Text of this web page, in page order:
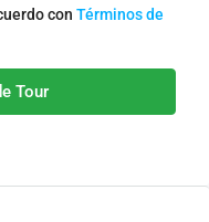
con Términos de
Tour